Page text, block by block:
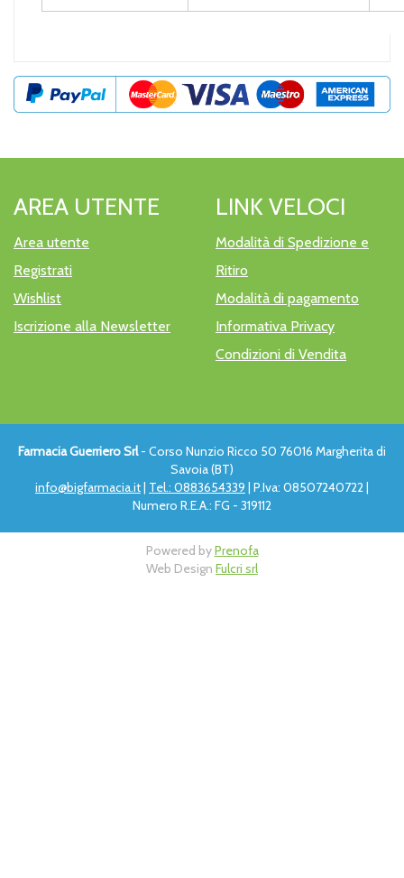
AREA UTENTE
Area utente
Registrati
Wishlist
Iscrizione alla Newsletter
LINK VELOCI
Modalità di Spedizione e
Ritiro
Modalità di pagamento
Informativa Privacy
Condizioni di Vendita
Farmacia Guerriero Srl- Corso Nunzio Ricco 50 76016 Margherita di
Savoia (BT)
info@bigfarmacia.it| Tel.: 0883654339 | P.Iva: 08507240722 |
Numero R.E.A.: FG - 319112
Powered byPrenofa
Web Design Fulcri srl